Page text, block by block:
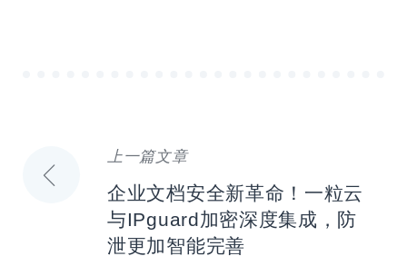
文
上一篇文章
企业文档安全新革命！一粒云
与IPguard加密深度集成，防
泄更加智能完善